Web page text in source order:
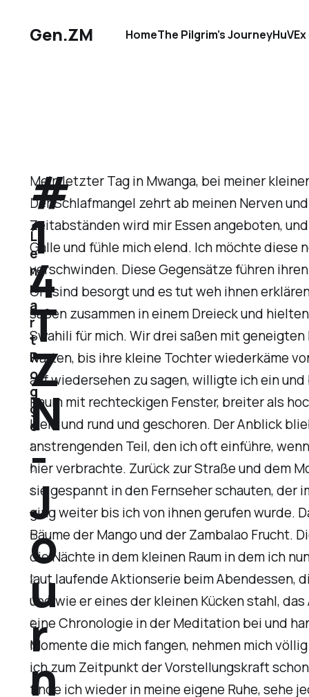
Gen.ZM HomeThe Pilgrim’s Journey
Mein letzter Tag in Mwanga, bei meiner
Der Schlafmangel zehrt ab meinen Nerven
Zeitabständen wird mir Essen angeboten,
Galle und fühle mich elend. Ich möchte
verschwinden. Diese Gegensätze führen
Ort sind besorgt und es tut weh ihnen
saßen zusammen in einem Dreieck und
Swahili für mich. Wir drei saßen mit
warten, bis ihre kleine Tochter wiederkäme
auf wiedersehen zu sagen, willigte ich ein
Raum mit rechteckigen Fenster, breiter als
klein und rund und geschoren. Der Anblick
anstrengenden Teil, den ich oft einführe,
hier verbrachte. Zurück zur Straße und dem
sie gespannt in den Fernseher schauten, der
ging weiter bis ich von ihnen gerufen wurde.
Bäume der Mango und der Zambalao Frucht.
die Nächte in dem kleinen Raum in dem ich
laut laufende Aktionserie beim Abendessen,
und wie er eines der kleinen Kücken stahl,
eine Chronologie in der Meditation bei und
Momente die mich fangen, nehmen mich
ich zum Zeitpunkt der Vorstellungskraft
finde ich wieder in meine eigene Ruhe, sehe
#
1
4
T
Z
N
-
J
o
u
r
n
L
e
n
n
a
r
t
R
o
g
g
e
1
0
J
a
n
.
2
0
2
6